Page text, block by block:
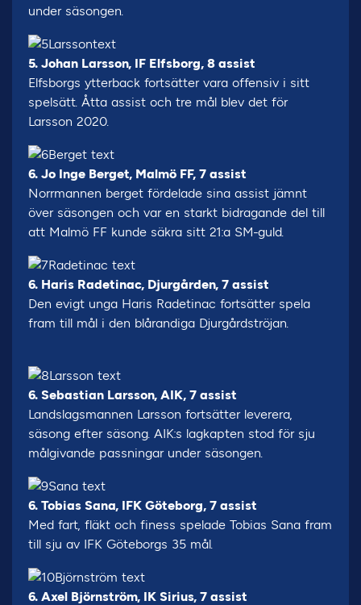
under säsongen.
5. Johan Larsson, IF Elfsborg, 8 assist
Elfsborgs ytterback fortsätter vara offensiv i sitt
spelsätt. Åtta assist och tre mål blev det för
Larsson 2020.
6. Jo Inge Berget, Malmö FF, 7 assist
Norrmannen berget fördelade sina assist jämnt
över säsongen och var en starkt bidragande del till
att Malmö FF kunde säkra sitt 21:a SM-guld.
6. Haris Radetinac, Djurgården, 7 assist
Den evigt unga Haris Radetinac fortsätter spela
fram till mål i den blårandiga Djurgårdströjan.
6. Sebastian Larsson, AIK, 7 assist
Landslagsmannen Larsson fortsätter leverera,
säsong efter säsong. AIK:s lagkapten stod för sju
målgivande passningar under säsongen.
6. Tobias Sana, IFK Göteborg, 7 assist
Med fart, fläkt och finess spelade Tobias Sana fram
till sju av IFK Göteborgs 35 mål.
6. Axel Björnström, IK Sirius, 7 assist